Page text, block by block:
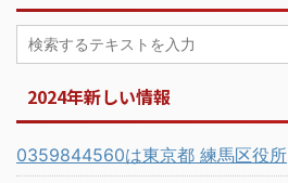
2024年新しい情報
0359844560は東京都 練馬区役所